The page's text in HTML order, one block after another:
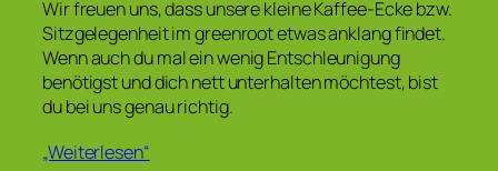
Wir freuen uns, dass unsere kleine Kaffee-Ecke bzw.
Sitzgelegenheit im greenroot etwas anklang findet.
Wenn auch du mal ein wenig Entschleunigung
benötigst und dich nett unterhalten möchtest, bist
du bei uns genau richtig.
„Weiterlesen“